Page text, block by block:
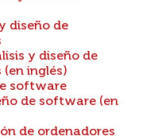
diseño de
y diseño de
inglés)
software
de software (en
de ordenadores